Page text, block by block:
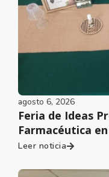
agosto 6, 2026
Feria de Ideas
Farmacéutica
Leer noticia